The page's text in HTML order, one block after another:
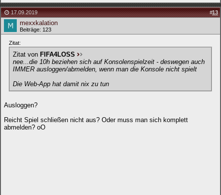
17.09.2019 #13
mexxkalation
Beiträge: 123
Zitat:
Zitat von FIFA4LOSS
nee...die 10h beziehen sich auf Konsolenspielzeit - deswegen auch
IMMER ausloggen/abmelden, wenn man die Konsole nicht spielt
Die Web-App hat damit nix zu tun
Ausloggen?
Reicht Spiel schließen nicht aus? Oder muss man sich komplett
abmelden? oO